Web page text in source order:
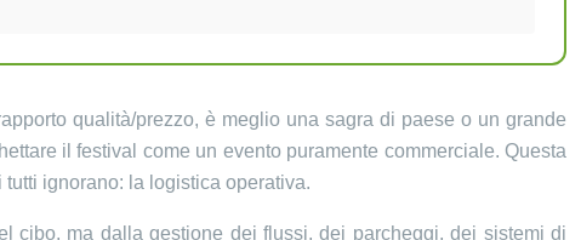
qualità/prezzo, è meglio una sagra di paese o un grande
il festival come un evento puramente commerciale. Questa
ignorano: la logistica operativa.
cibo, ma dalla gestione dei flussi, dei parcheggi, dei sistemi di